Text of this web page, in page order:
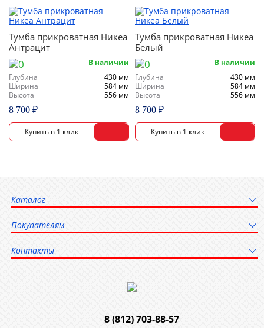
Тумба прикроватная Никеа
Антрацит
В наличии
Глубина
430 мм
Ширина
584 мм
Высота
556 мм
8 700 ₽
Тумба прикроватная Никеа
Белый
В наличии
Глубина
430 мм
Ширина
584 мм
Высота
556 мм
8 700 ₽
8 (812) 703-88-57
Каталог
Покупателям
Контакты